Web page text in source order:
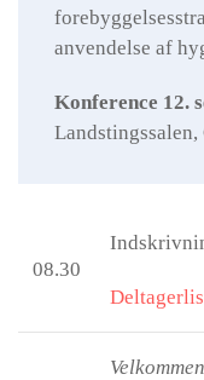
anvendelse af
Konference 12.
08.30